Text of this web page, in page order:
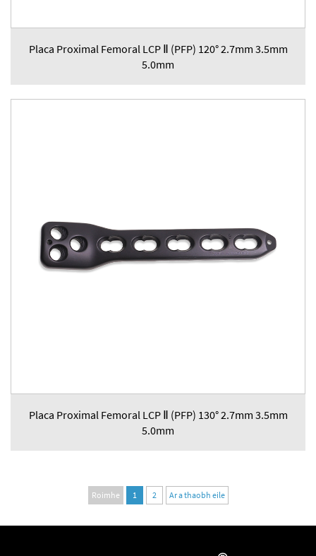
Placa Proximal Femoral LCP Ⅱ (PFP) 120° 2.7mm 3.5mm
5.0mm
Placa Proximal Femoral LCP Ⅱ (PFP) 130° 2.7mm 3.5mm
5.0mm
Roimhe 1 2 Ar a thaobh eile